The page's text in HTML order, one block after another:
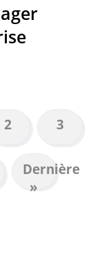
Page
2 Page
3
Dernière
page
Dernière
»